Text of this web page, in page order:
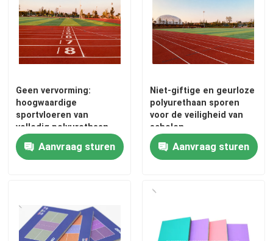
Geen vervorming:
hoogwaardige
sportvloeren van
volledig polyurethaan
Aanvraag sturen
Niet-giftige en geurloze
polyurethaan sporen
voor de veiligheid van
scholen
Aanvraag sturen